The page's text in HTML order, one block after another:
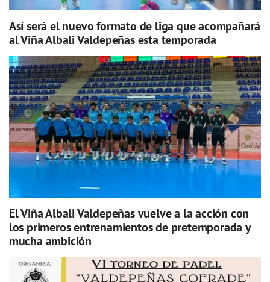
Así será el nuevo formato de liga que acompañará
al Viña Albali Valdepeñas esta temporada
El Viña Albali Valdepeñas vuelve a la acción con
los primeros entrenamientos de pretemporada y
mucha ambición